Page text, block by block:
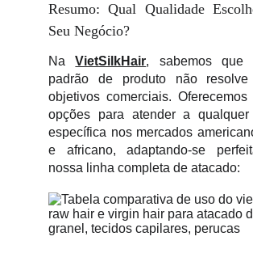
Resumo: Qual Qualidade
Seu Negócio?
NaVietSilkHair, sabemos que
padrão de produto não
objetivos comerciais.
opções para atender a qualquer
específica nos mercados
e africano, adaptando-se
nossa linha completa de atacado: